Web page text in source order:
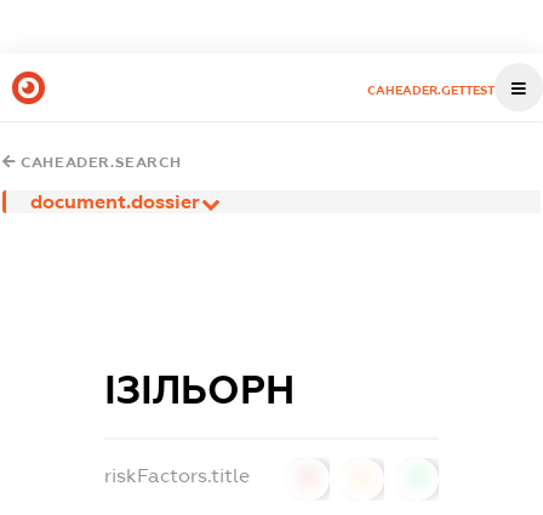
CAHEADER.GETTEST
CAHEADER.SEARCH
document.dossier
ІЗІЛЬОРН
riskFactors.title